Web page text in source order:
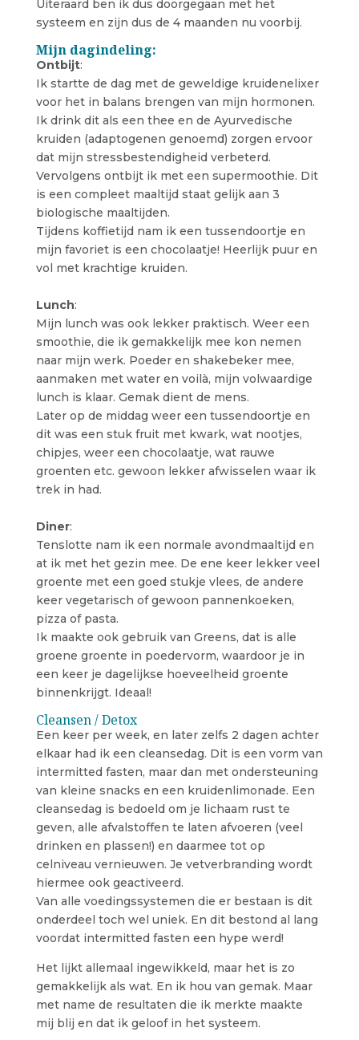
Uiteraard ben ik dus doorgegaan met het
systeem en zijn dus de 4 maanden nu voorbij.
Mijn dagindeling:
Ontbijt:
Ik startte de dag met de geweldige kruidenelixer
voor het in balans brengen van mijn hormonen.
Ik drink dit als een thee en de Ayurvedische
kruiden (adaptogenen genoemd) zorgen ervoor
dat mijn stressbestendigheid verbeterd.
Vervolgens ontbijt ik met een supermoothie. Dit
is een compleet maaltijd staat gelijk aan 3
biologische maaltijden.
Tijdens koffietijd nam ik een tussendoortje en
mijn favoriet is een chocolaatje! Heerlijk puur en
vol met krachtige kruiden.
Lunch:
Mijn lunch was ook lekker praktisch. Weer een
smoothie, die ik gemakkelijk mee kon nemen
naar mijn werk. Poeder en shakebeker mee,
aanmaken met water en voilà, mijn volwaardige
lunch is klaar. Gemak dient de mens.
Later op de middag weer een tussendoortje en
dit was een stuk fruit met kwark, wat nootjes,
chipjes, weer een chocolaatje, wat rauwe
groenten etc. gewoon lekker afwisselen waar ik
trek in had.
Diner:
Tenslotte nam ik een normale avondmaaltijd en
at ik met het gezin mee. De ene keer lekker veel
groente met een goed stukje vlees, de andere
keer vegetarisch of gewoon pannenkoeken,
pizza of pasta.
Ik maakte ook gebruik van Greens, dat is alle
groene groente in poedervorm, waardoor je in
een keer je dagelijkse hoeveelheid groente
binnenkrijgt. Ideaal!
Cleansen / Detox
Een keer per week, en later zelfs 2 dagen achter
elkaar had ik een cleansedag. Dit is een vorm van
intermitted fasten, maar dan met ondersteuning
van kleine snacks en een kruidenlimonade. Een
cleansedag is bedoeld om je lichaam rust te
geven, alle afvalstoffen te laten afvoeren (veel
drinken en plassen!) en daarmee tot op
celniveau vernieuwen. Je vetverbranding wordt
hiermee ook geactiveerd.
Van alle voedingssystemen die er bestaan is dit
onderdeel toch wel uniek. En dit bestond al lang
voordat intermitted fasten een hype werd!
Het lijkt allemaal ingewikkeld, maar het is zo
gemakkelijk als wat. En ik hou van gemak. Maar
met name de resultaten die ik merkte maakte
mij blij en dat ik geloof in het systeem.